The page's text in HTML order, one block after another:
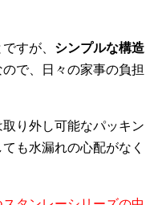
すが、 シンプルな構造
ので、日々の家事の負担
り外し可能なパッキン
も水漏れの心配がなく